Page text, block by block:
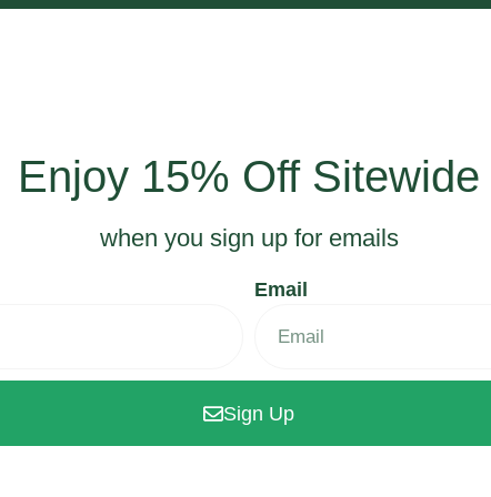
Enjoy 15% Off Sitewide
when you sign up for emails
Email
Sign Up